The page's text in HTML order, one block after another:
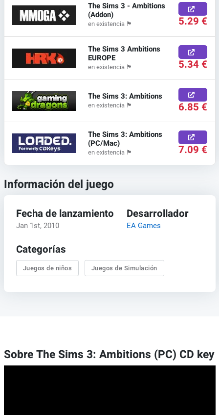
The Sims 3 - Ambitions
(Addon)
en existencia 🏴 5.29 €
The Sims 3 Ambitions
EUROPE
en existencia 🏴 5.34 €
The Sims 3: Ambitions
en existencia 🏴 6.85 €
The Sims 3: Ambitions
(PC/Mac)
en existencia 🏴 7.09 €
Información del juego
Fecha de lanzamiento
Jan 1st, 2010
Desarrollador
EA Games
Categorías
Juegos de niños Juegos de Simulación
Sobre The Sims 3: Ambitions (PC) CD key